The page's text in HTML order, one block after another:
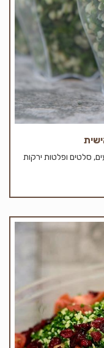
סלטים ופלטות ירקות